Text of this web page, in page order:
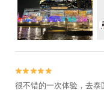


很不错的一次体验，去泰